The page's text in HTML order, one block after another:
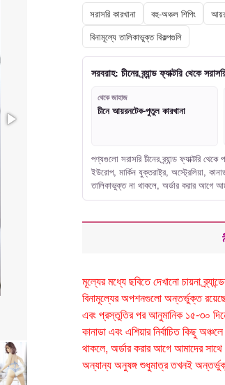
সরাসরি কারখানা বহু-অঞ্চল শিপিং
বিনামূল্যে তালিকাভুক্ত বিকল্পগুলি
সরবরাহ: চীনের ব্র্যান্ড ফ্যাক্টরি থেকে
থেকে জাহাজ
চীনে আয়রনটেক-পুতুল কারখানা
পণ্যগুলো সরাসরি চীনের ব্র্যান্ড ফ্যাক্টরি
ইউরোপ, মার্কিন যুক্তরাষ্ট্র, অস্ট্রেলিয়া,
তালিকাভুক্ত না থাকলে, অর্ডার করার আগে
মূল্যের মধ্যে ছবিতে দেখানো চায়না
বিনামূল্যের অপশনগুলো অন্তর্ভুক্ত রয়েছে।
এবং প্রস্তুতির পর আনুমানিক ১৫-৩০
কানাডা এবং এশিয়ার নির্বাচিত কিছু
থাকলে, অর্ডার করার আগে আমাদের
অন্যান্য অনুষঙ্গ শুধুমাত্র তখনই